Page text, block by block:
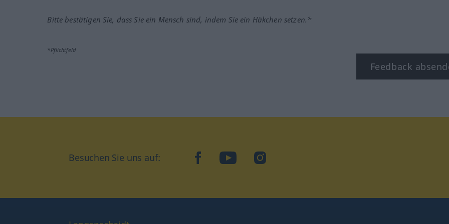
Bitte bestätigen Sie, dass Sie ein Mensch sind, indem Sie ein Häkchen setzen.*
*Pflichtfeld
Feedback
Besuchen Sie uns auf: facebookYouTubeInstagram